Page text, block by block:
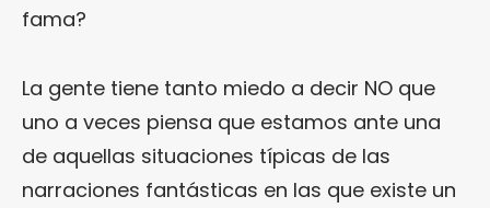
fama?
La gente tiene tanto miedo a decir NO que
uno a veces piensa que estamos ante una
de aquellas situaciones típicas de las
narraciones fantásticas en las que existe un